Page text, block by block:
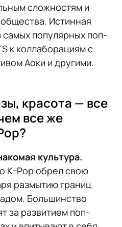
сложностям и
Истинная
популярных поп-
к коллаборациям с
Аоки и другими.
красота — все
все же
культура.
K-Pop обрел свою
размытию границ
Большинство
за развитием поп-